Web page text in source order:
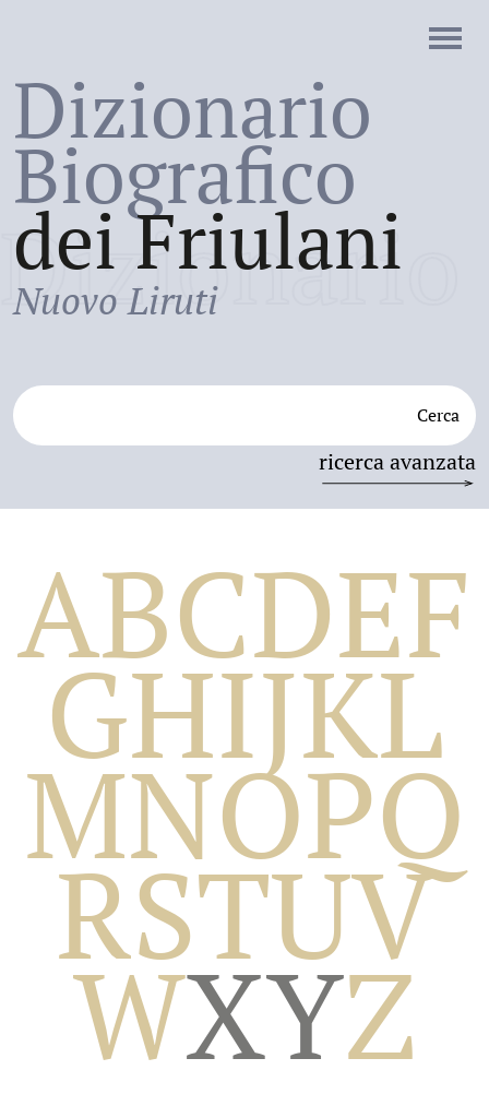
Dizionario
Biografico
dei Friulani
Nuovo Liruti
Cerca
ricerca avanzata
Dizionario
Biografico
ABCDEF
GHIJKL
MNOPQ
RSTUV
WXYZ